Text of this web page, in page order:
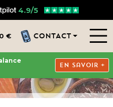
4.9/5
€ CONTACT
En savoir +